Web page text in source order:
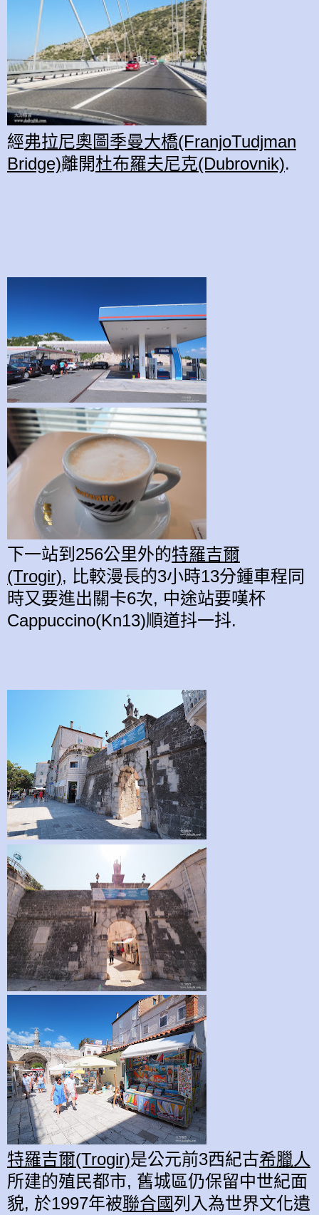
經弗拉尼奧圖季曼大橋(FranjoTudjman
Bridge)離開杜布羅夫尼克(Dubrovnik).
下一站到256公里外的特羅吉爾
(Trogir), 比較漫長的3小時13分鍾車程同
時又要進出關卡6次, 中途站要嘆杯
Cappuccino(Kn13)順道抖一抖.
特羅吉爾(Trogir)是公元前3西紀古希臘人
所建的殖民都市, 舊城區仍保留中世紀面
貌, 於1997年被聯合國列入為世界文化遺